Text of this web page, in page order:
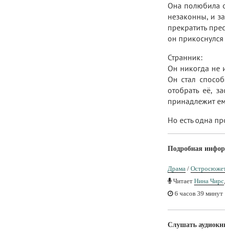
Она полюбила
незаконны, и
прекратить
он
Странник:
Он никогда не
Он стал
отобрать её,
принадлежит
Но есть одна
Подробная
Драма /
Читает Нина Чирс,
6 часов 39 минут
Слушать